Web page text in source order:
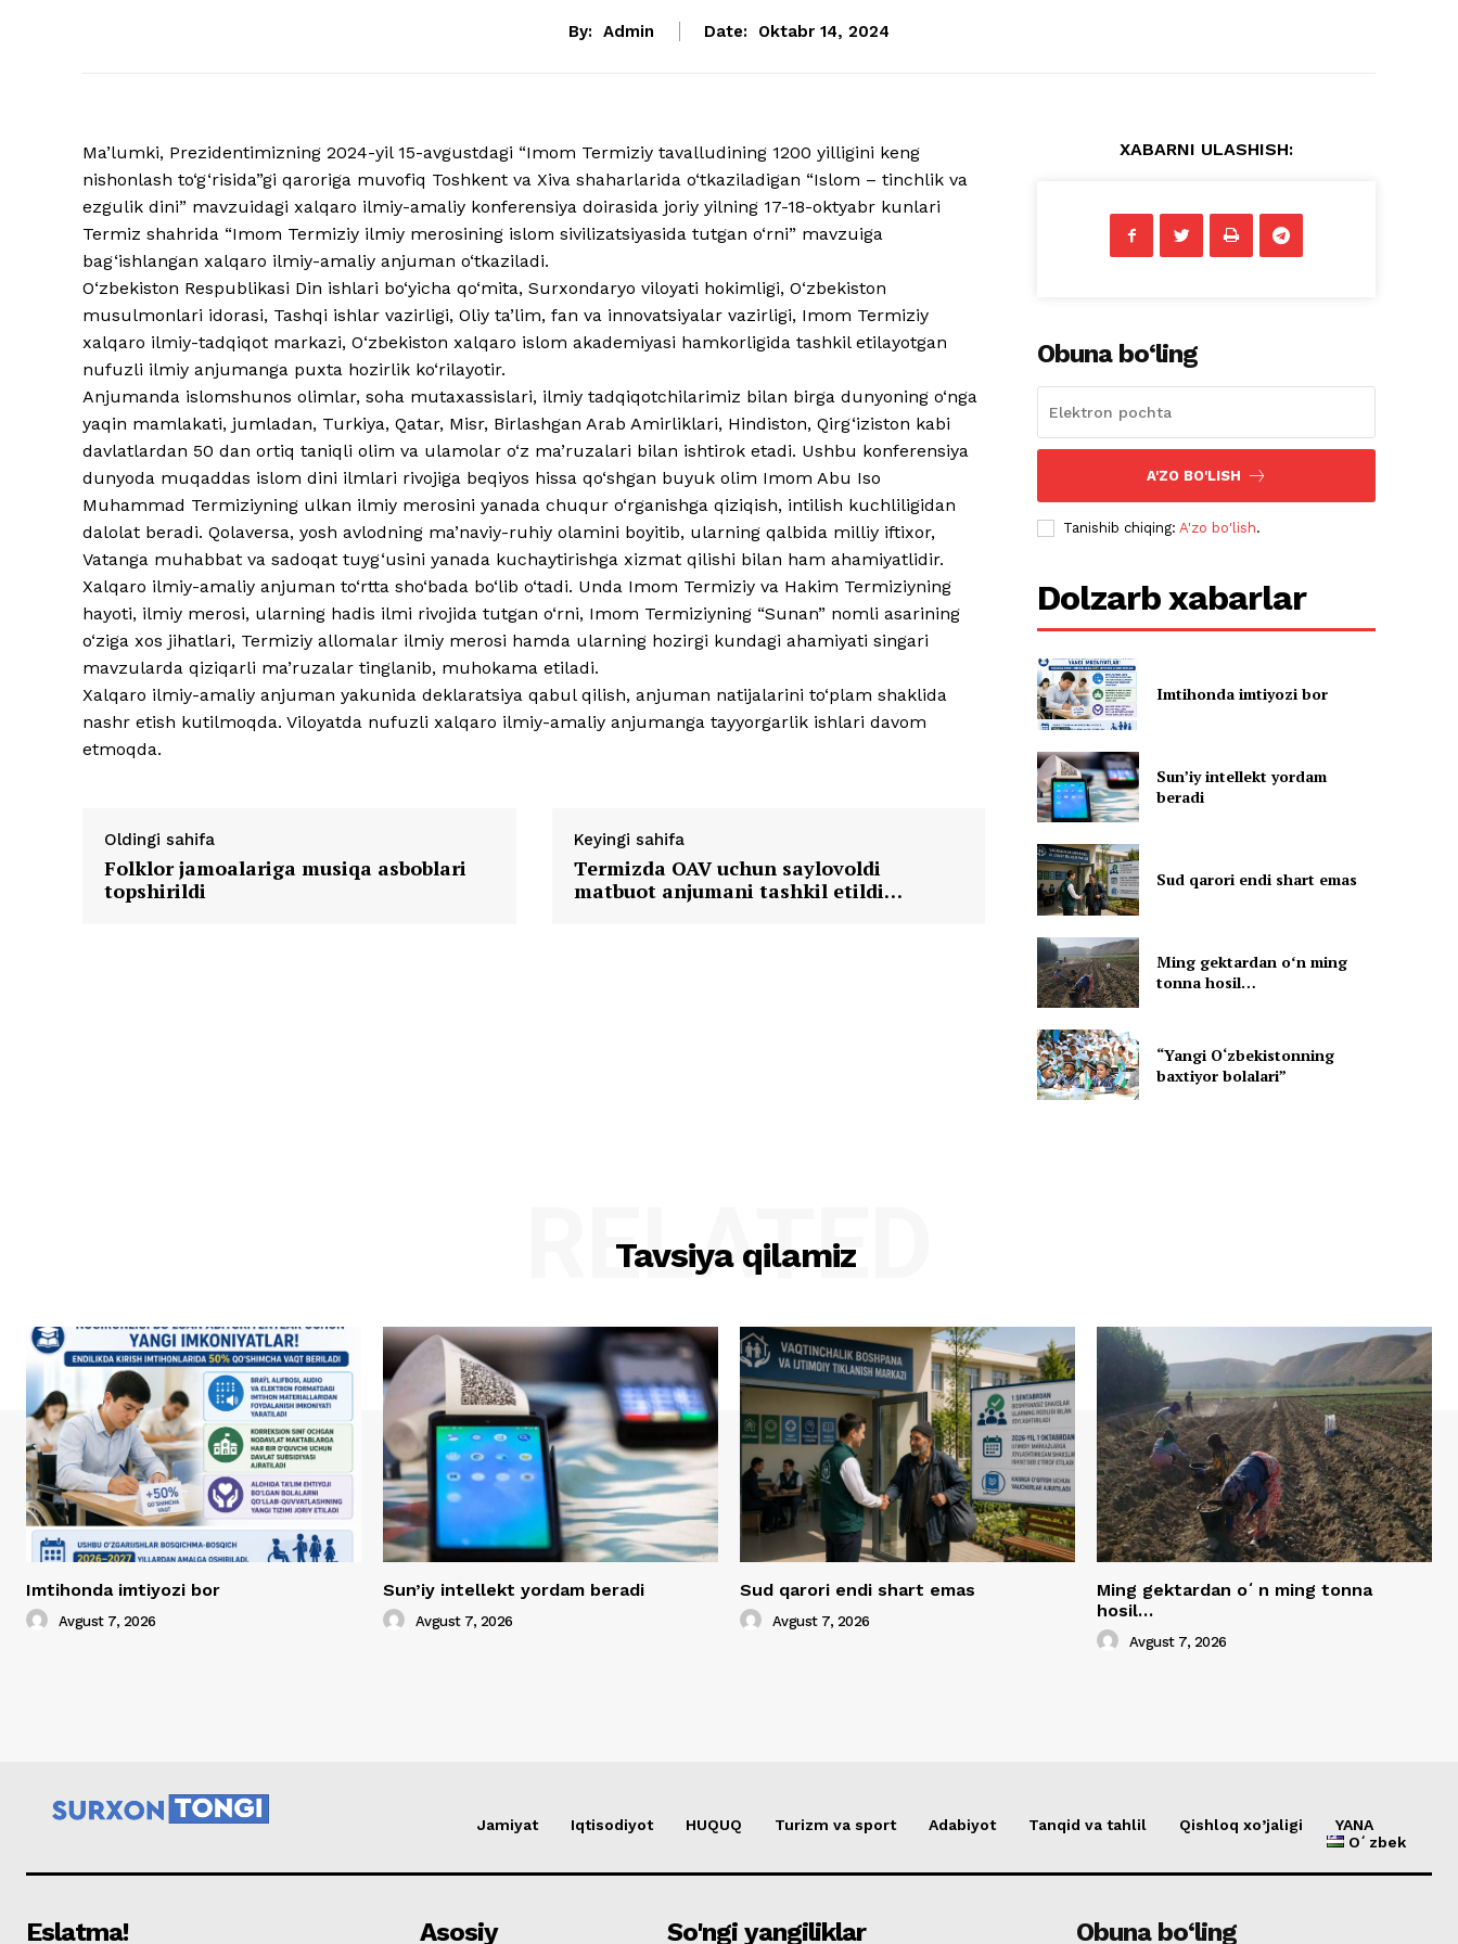
By: Admin Date: Oktabr 14, 2024
Ma’lumki, Prezidentimizning 2024-yil 15-avgustdagi “Imom Termiziy tavalludining 1200 yilligini keng
nishonlash to‘g‘risida”gi qaroriga muvofiq Toshkent va Xiva shaharlarida o‘tkaziladigan “Islom – tinchlik va
ezgulik dini” mavzuidagi xalqaro ilmiy-amaliy konferensiya doirasida joriy yilning 17-18-oktyabr kunlari
Termiz shahrida “Imom Termiziy ilmiy merosining islom sivilizatsiyasida tutgan o‘rni” mavzuiga
bag‘ishlangan xalqaro ilmiy-amaliy anjuman o‘tkaziladi.
O‘zbekiston Respublikasi Din ishlari bo‘yicha qo‘mita, Surxondaryo viloyati hokimligi, O‘zbekiston
musulmonlari idorasi, Tashqi ishlar vazirligi, Oliy ta’lim, fan va innovatsiyalar vazirligi, Imom Termiziy
xalqaro ilmiy-tadqiqot markazi, O‘zbekiston xalqaro islom akademiyasi hamkorligida tashkil etilayotgan
nufuzli ilmiy anjumanga puxta hozirlik ko‘rilayotir.
Anjumanda islomshunos olimlar, soha mutaxassislari, ilmiy tadqiqotchilarimiz bilan birga dunyoning o‘nga
yaqin mamlakati, jumladan, Turkiya, Qatar, Misr, Birlashgan Arab Amirliklari, Hindiston, Qirg‘iziston kabi
davlatlardan 50 dan ortiq taniqli olim va ulamolar o‘z ma’ruzalari bilan ishtirok etadi. Ushbu konferensiya
dunyoda muqaddas islom dini ilmlari rivojiga beqiyos hissa qo‘shgan buyuk olim Imom Abu Iso
Muhammad Termiziyning ulkan ilmiy merosini yanada chuqur o‘rganishga qiziqish, intilish kuchliligidan
dalolat beradi. Qolaversa, yosh avlodning ma’naviy-ruhiy olamini boyitib, ularning qalbida milliy iftixor,
Vatanga muhabbat va sadoqat tuyg‘usini yanada kuchaytirishga xizmat qilishi bilan ham ahamiyatlidir.
Xalqaro ilmiy-amaliy anjuman to‘rtta sho‘bada bo‘lib o‘tadi. Unda Imom Termiziy va Hakim Termiziyning
hayoti, ilmiy merosi, ularning hadis ilmi rivojida tutgan o‘rni, Imom Termiziyning “Sunan” nomli asarining
o‘ziga xos jihatlari, Termiziy allomalar ilmiy merosi hamda ularning hozirgi kundagi ahamiyati singari
mavzularda qiziqarli ma’ruzalar tinglanib, muhokama etiladi.
Xalqaro ilmiy-amaliy anjuman yakunida deklaratsiya qabul qilish, anjuman natijalarini to‘plam shaklida
nashr etish kutilmoqda. Viloyatda nufuzli xalqaro ilmiy-amaliy anjumanga tayyorgarlik ishlari davom
etmoqda.
Oldingi sahifa
Folklor jamoalariga musiqa asboblari
topshirildi
Keyingi sahifa
Termizda OAV uchun saylovoldi
matbuot anjumani tashkil etildi…
XABARNI ULASHISH:
Obuna bo‘ling
A'ZO BO'LISH
Tanishib chiqing:A'zo bo'lish.
Dolzarb xabarlar
Imtihonda imtiyozi bor
Sun’iy intellekt yordam
beradi
Sud qarori endi shart emas
Ming gektardan oʻn ming
tonna hosil…
“Yangi O‘zbekistonning
baxtiyor bolalari”
Tavsiya qilamiz
RELATED
Imtihonda imtiyozi bor
Avgust 7, 2026
Sun’iy intellekt yordam beradi
Avgust 7, 2026
Sud qarori endi shart emas
Avgust 7, 2026
Ming gektardan oʻn ming tonna
hosil…
Avgust 7, 2026
Jamiyat Iqtisodiyot HUQUQ Turizm va sport Adabiyot Tanqid va tahlil Qishloq xo’jaligi
YANA
Oʻzbek
Eslatma! Asosiy So'ngi yangiliklar Obuna bo‘ling